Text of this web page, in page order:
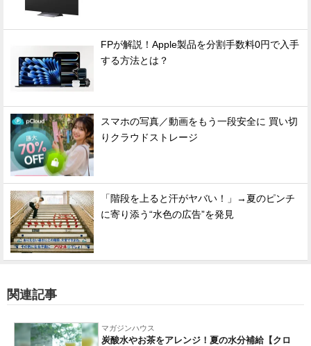
FPが解説！Apple製品を分割手数料0円で入手
する方法とは？
スマホの写真／動画をもう一段安全に 買い切
りクラウドストレージ
「階段を上ると汗がヤバい！」→夏のピンチ
に寄り添う“水色の広告”を発見
関連記事
マガジンハウス
炭酸水やお茶をアレンジ！夏の水分補給【クロ